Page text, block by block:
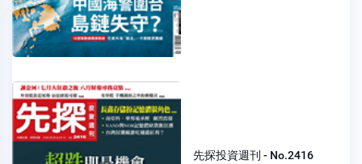
先探投資週刊 - No.2416